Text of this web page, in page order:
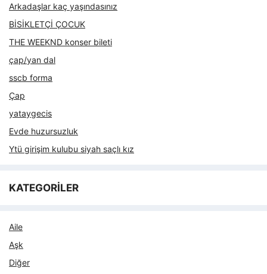
Arkadaşlar kaç yaşındasınız
BİSİKLETÇİ ÇOCUK
THE WEEKND konser bileti
çap/yan dal
sscb forma
Çap
yataygecis
Evde huzursuzluk
Ytü girişim kulubu siyah saçlı kız
KATEGORİLER
Aile
Aşk
Diğer